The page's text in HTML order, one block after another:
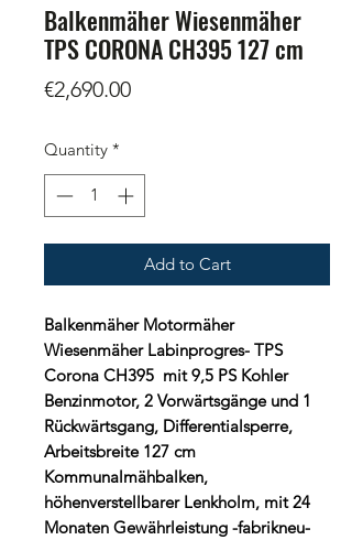
Balkenmäher Wiesenmäher
TPS CORONA CH395 127 cm
€2,690.00Price
Quantity *
Add to Cart
Balkenmäher Motormäher
Wiesenmäher Labinprogres- TPS
Corona CH395 mit 9,5 PS Kohler
Benzinmotor, 2 Vorwärtsgänge und 1
Rückwärtsgang, Differentialsperre,
Arbeitsbreite 127 cm
Kommunalmähbalken,
höhenverstellbarer Lenkholm, mit 24
Monaten Gewährleistung -fabrikneu-